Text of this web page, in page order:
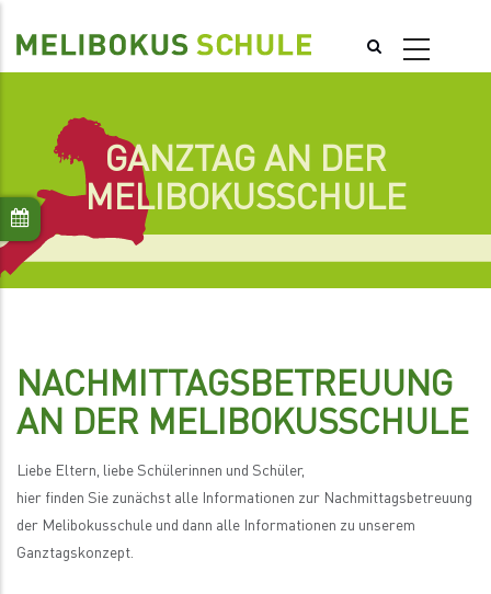
zum
GANZTAG AN DER
MELIBOKUSSCHULE
NACHMITTAGSBETREUUNG
AN DER MELIBOKUSSCHULE
Liebe Eltern, liebe Schülerinnen und Schüler,
hier finden Sie zunächst alle Informationen zur Nachmittagsbetreuung
der Melibokusschule und dann alle Informationen zu unserem
Ganztagskonzept.